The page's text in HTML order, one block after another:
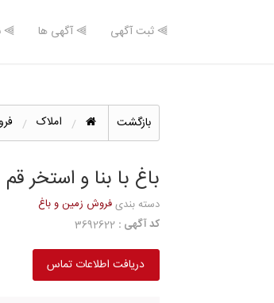
⫸ ثبت آگهی ⫸ آگهی ها ⫸
بازگشت املاک
باغ با بنا و استخر قم
دسته بندیفروش زمین و باغ
کد آگهی : 3692622
دریافت اطلاعات تماس